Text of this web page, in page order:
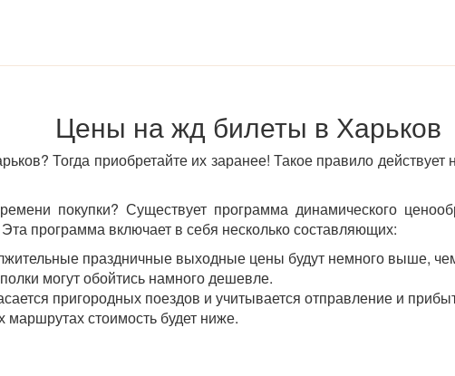
Цены на жд билеты в Харьков
Тогда приобретайте их заранее! Такое правило действует
покупки? Существует программа динамического
программа включает в себя несколько составляющих:
праздничные выходные цены будут немного выше,
могут обойтись намного дешевле.
пригородных поездов и учитывается отправление и
стоимость будет ниже.